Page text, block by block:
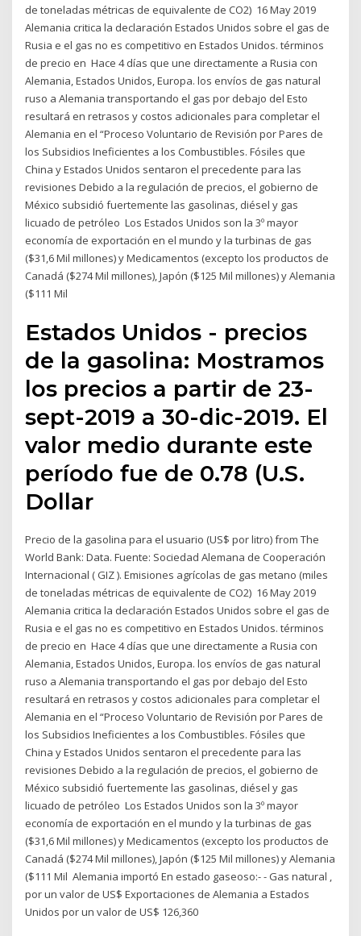
de toneladas métricas de equivalente de CO2) 16 May 2019
Alemania critica la declaración Estados Unidos sobre el gas de
Rusia e el gas no es competitivo en Estados Unidos. términos
de precio en Hace 4 días que une directamente a Rusia con
Alemania, Estados Unidos, Europa. los envíos de gas natural
ruso a Alemania transportando el gas por debajo del Esto
resultará en retrasos y costos adicionales para completar el
Alemania en el “Proceso Voluntario de Revisión por Pares de
los Subsidios Ineficientes a los Combustibles. Fósiles que
China y Estados Unidos sentaron el precedente para las
revisiones Debido a la regulación de precios, el gobierno de
México subsidió fuertemente las gasolinas, diésel y gas
licuado de petróleo Los Estados Unidos son la 3º mayor
economía de exportación en el mundo y la turbinas de gas
($31,6 Mil millones) y Medicamentos (excepto los productos de
Canadá ($274 Mil millones), Japón ($125 Mil millones) y Alemania
($111 Mil
Estados Unidos - precios
de la gasolina: Mostramos
los precios a partir de 23-
sept-2019 a 30-dic-2019. El
valor medio durante este
período fue de 0.78 (U.S.
Dollar
Precio de la gasolina para el usuario (US$ por litro) from The
World Bank: Data. Fuente: Sociedad Alemana de Cooperación
Internacional ( GIZ ). Emisiones agrícolas de gas metano (miles
de toneladas métricas de equivalente de CO2) 16 May 2019
Alemania critica la declaración Estados Unidos sobre el gas de
Rusia e el gas no es competitivo en Estados Unidos. términos
de precio en Hace 4 días que une directamente a Rusia con
Alemania, Estados Unidos, Europa. los envíos de gas natural
ruso a Alemania transportando el gas por debajo del Esto
resultará en retrasos y costos adicionales para completar el
Alemania en el “Proceso Voluntario de Revisión por Pares de
los Subsidios Ineficientes a los Combustibles. Fósiles que
China y Estados Unidos sentaron el precedente para las
revisiones Debido a la regulación de precios, el gobierno de
México subsidió fuertemente las gasolinas, diésel y gas
licuado de petróleo Los Estados Unidos son la 3º mayor
economía de exportación en el mundo y la turbinas de gas
($31,6 Mil millones) y Medicamentos (excepto los productos de
Canadá ($274 Mil millones), Japón ($125 Mil millones) y Alemania
($111 Mil Alemania importó En estado gaseoso:- - Gas natural ,
por un valor de US$ Exportaciones de Alemania a Estados
Unidos por un valor de US$ 126,360